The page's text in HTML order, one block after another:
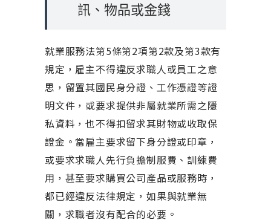
訊、物品或金錢
就業服務法第5條第2項第2款及第3款有
規定，雇主不得違反求職人或員工之意
思，留置其國民身分證、工作憑證等證
明文件，或要求提供非屬就業所需之隱
私資料，也不得扣留求其財物或收取保
證金。當雇主要求留下身分證或印章，
或要求求職人先行負擔制服費、訓練費
用，甚至要求購買公司產品或服務時，
都已經違反法律規定，如果與就業無
關，求職者沒有配合的必要。